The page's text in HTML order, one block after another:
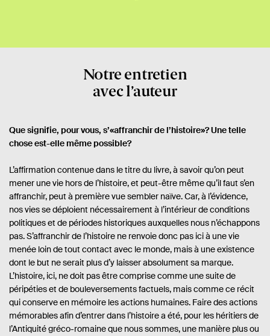
Notre entretien
avec l’auteur
Que signifie, pour vous, s’«affranchir de l’histoire»? Une telle
chose est-elle même possible?
L’affirmation contenue dans le titre du livre, à savoir qu’on peut
mener une vie hors de l’histoire, et peut-être même qu’il faut s’en
affranchir, peut à première vue sembler naïve. Car, à l’évidence,
nos vies se déploient nécessairement à l’intérieur de conditions
politiques et de périodes historiques auxquelles nous n’échappons
pas. S’affranchir de l’histoire ne renvoie donc pas ici à une vie
menée loin de tout contact avec le monde, mais à une existence
dont le but ne serait plus d’y laisser absolument sa marque.
L’histoire, ici, ne doit pas être comprise comme une suite de
péripéties et de bouleversements factuels, mais comme ce récit
qui conserve en mémoire les actions humaines. Faire des actions
mémorables afin d’entrer dans l’histoire a été, pour les héritiers de
l’Antiquité gréco-romaine que nous sommes, une manière plus ou